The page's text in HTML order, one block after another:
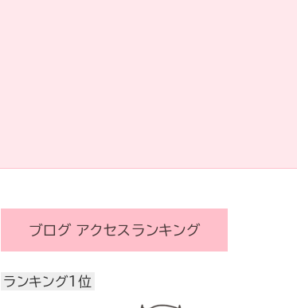
ブログ アクセスランキング
ランキング1位